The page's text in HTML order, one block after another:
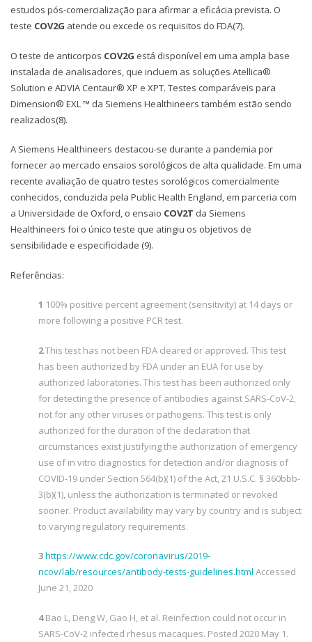
estudos pós-comercialização para afirmar a eficácia prevista. O
teste COV2G atende ou excede os requisitos do FDA(7).
O teste de anticorpos COV2G está disponível em uma ampla base
instalada de analisadores, que incluem as soluções Atellica®
Solution e ADVIA Centaur® XP e XPT. Testes comparáveis para
Dimension® EXL ™ da Siemens Healthineers também estão sendo
realizados(8).
A Siemens Healthineers destacou-se durante a pandemia por
fornecer ao mercado ensaios sorológicos de alta qualidade. Em uma
recente avaliação de quatro testes sorológicos comercialmente
conhecidos, conduzida pela Public Health England, em parceria com
a Universidade de Oxford, o ensaio COV2T da Siemens
Healthineers foi o único teste que atingiu os objetivos de
sensibilidade e especificidade (9).
Referências:
1 100% positive percent agreement (sensitivity) at 14 days or
more following a positive PCR test.
2This test has not been FDA cleared or approved. This test
has been authorized by FDA under an EUA for use by
authorized laboratories. This test has been authorized only
for detecting the presence of antibodies against SARS-CoV-2,
not for any other viruses or pathogens. This test is only
authorized for the duration of the declaration that
circumstances exist justifying the authorization of emergency
use of in vitro diagnostics for detection and/or diagnosis of
COVID-19 under Section 564(b)(1) of the Act, 21 U.S.C. § 360bbb-
3(b)(1), unless the authorization is terminated or revoked
sooner. Product availability may vary by country and is subject
to varying regulatory requirements.
3https://www.cdc.gov/coronavirus/2019-
ncov/lab/resources/antibody-tests-guidelines.html Accessed
June 21, 2020
4Bao L, Deng W, Gao H, et al. Reinfection could not occur in
SARS-CoV-2 infected rhesus macaques. Posted 2020 May 1.